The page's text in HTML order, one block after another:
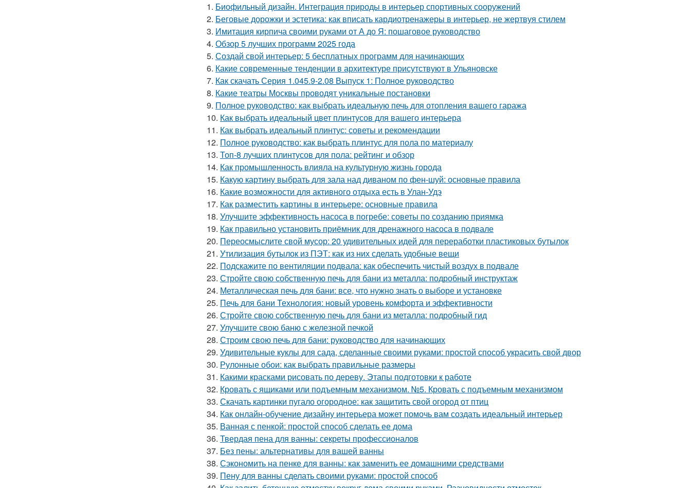
1. Биофильный дизайн. Интеграция природы в интерьер спортивных сооружений
2. Беговые дорожки и эстетика: как вписать кардиотренажеры в интерьер, не жертвуя стилем
3. Имитация кирпича своими руками от А до Я: пошаговое руководство
4. Обзор 5 лучших программ 2025 года
5. Создай свой интерьер: 5 бесплатных программ для начинающих
6. Какие современные тенденции в архитектуре присутствуют в Ульяновске
7. Как скачать Серия 1.045.9-2.08 Выпуск 1: Полное руководство
8. Какие театры Москвы проводят уникальные постановки
9. Полное руководство: как выбрать идеальную печь для отопления вашего гаража
10. Как выбрать идеальный цвет плинтусов для вашего интерьера
11. Как выбрать идеальный плинтус: советы и рекомендации
12. Полное руководство: как выбрать плинтус для пола по материалу
13. Топ-8 лучших плинтусов для пола: рейтинг и обзор
14. Как промышленность влияла на культурную жизнь города
15. Какую картину выбрать для зала над диваном по фен-шуй: основные правила
16. Какие возможности для активного отдыха есть в Улан-Удэ
17. Как разместить картины в интерьере: основные правила
18. Улучшите эффективность насоса в погребе: советы по созданию приямка
19. Как правильно установить приёмник для дренажного насоса в подвале
20. Переосмыслите свой мусор: 20 удивительных идей для переработки пластиковых бутылок
21. Утилизация бутылок из ПЭТ: как из них сделать удобные вещи
22. Подскажите по вентиляции подвала: как обеспечить чистый воздух в подвале
23. Стройте свою собственную печь для бани из металла: подробный инструктаж
24. Металлическая печь для бани: все, что нужно знать о выборе и установке
25. Печь для бани Технология: новый уровень комфорта и эффективности
26. Стройте свою собственную печь для бани из металла: подробный гид
27. Улучшите свою баню с железной печкой
28. Строим свою печь для бани: руководство для начинающих
29. Удивительные куклы для сада, сделанные своими руками: простой способ украсить свой двор
30. Рулонные обои: как выбрать правильные размеры
31. Какими красками рисовать по дереву. Этапы подготовки к работе
32. Кровать с ящиками или подъемным механизмом. №5. Кровать с подъемным механизмом
33. Скачать картинки пугало огородное: как защитить свой огород от птиц
34. Как онлайн-обучение дизайну интерьера может помочь вам создать идеальный интерьер
35. Ванная с пенкой: простой способ сделать ее дома
36. Твердая пена для ванны: секреты профессионалов
37. Без пены: альтернативы для вашей ванны
38. Сэкономить на пенке для ванны: как заменить ее домашними средствами
39. Пену для ванны сделать своими руками: простой способ